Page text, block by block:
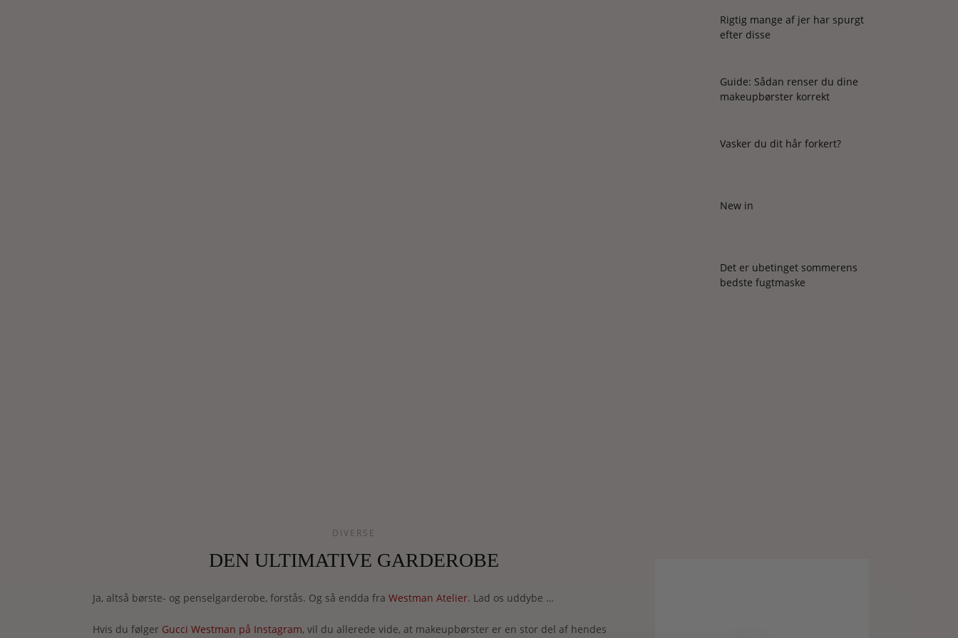
DIVERSE
DEN ULTIMATIVE GARDEROBE
Ja, altså børste- og penselgarderobe, forstås. Og så endda fra Westman Atelier. Lad os uddybe …
Hvis du følger Gucci Westman på Instagram, vil du allerede vide, at makeupbørster er en stor del af hendes
Rigtig mange af jer har spurgt
efter disse
Guide: Sådan renser du dine
makeupbørster korrekt
Vasker du dit hår forkert?
New in
Det er ubetinget sommerens
bedste fugtmaske